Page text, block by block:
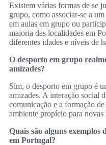
Existem várias formas de se
grupo, como associar-se a
em aulas em grupo ou
maioria das localidades em
diferentes idades e níveis de
O desporto em grupo
amizades?
Sim, o desporto em grupo é
amizades. A interação social
comunicação e a formação
ambiente propício para novas
Quais são alguns exemplos
em Portugal?